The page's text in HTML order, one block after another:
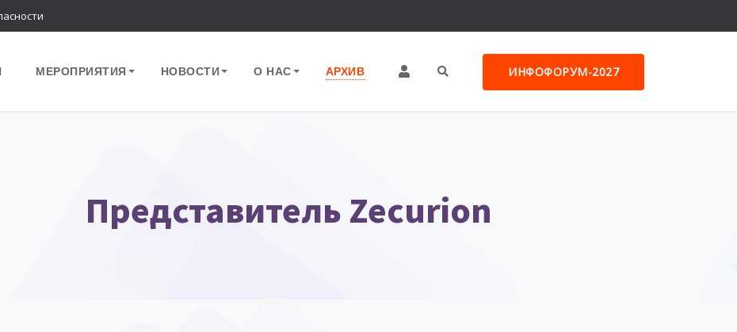
МЕРОПРИЯТИЯ НОВОСТИ О НАС АРХИВ ИНФОФОРУМ-2027
Представитель Zecurion